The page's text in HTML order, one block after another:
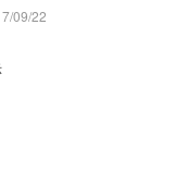
09/22